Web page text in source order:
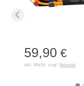
59,90 €
inkl. MwSt. zzgl. Versand